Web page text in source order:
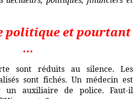
politique et pourtant
…
sont réduits au silence. Les
sont fichés. Un médecin est
un auxiliaire de police. Faut-il